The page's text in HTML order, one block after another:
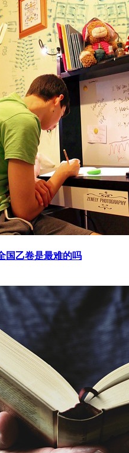
国乙卷是最难的吗